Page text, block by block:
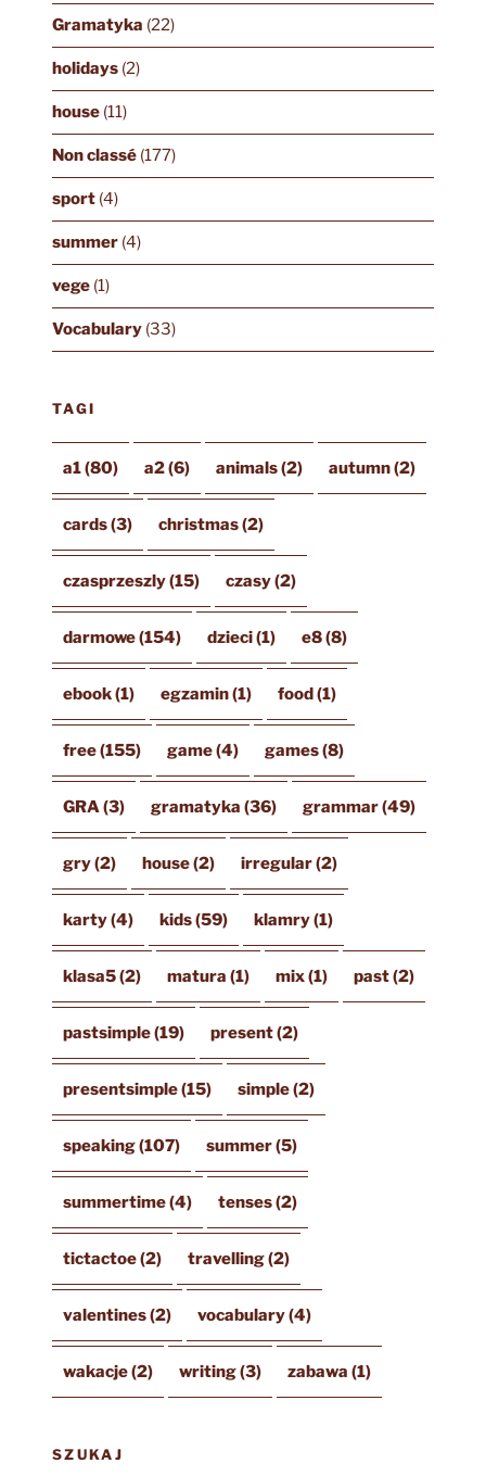
Gramatyka (22)
holidays(2)
house(11)
Non classé(177)
sport(4)
summer(4)
vege(1)
Vocabulary(33)
TAGI
a1(80) a2(6) animals(2) autumn(2)
cards(3) christmas(2)
czasprzeszly(15) czasy(2)
darmowe(154) dzieci(1) e8(8)
ebook(1) egzamin(1) food(1)
free(155) game(4) games(8)
GRA (3) gramatyka (36) grammar(49)
gry(2) house(2) irregular(2)
karty(4) kids(59) klamry(1)
klasa5(2) matura (1) mix(1) past(2)
pastsimple(19) present(2)
presentsimple(15) simple(2)
speaking(107) summer(5)
summertime(4) tenses(2)
tictactoe(2) travelling(2)
valentines(2) vocabulary(4)
wakacje(2) writing(3) zabawa (1)
SZUKAJ